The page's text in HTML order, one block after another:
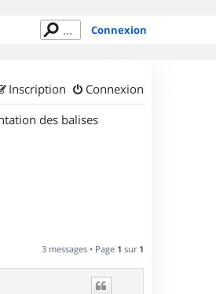
Connexion
Connexion
Inscription
des balises
3 messages • Page 1 sur 1